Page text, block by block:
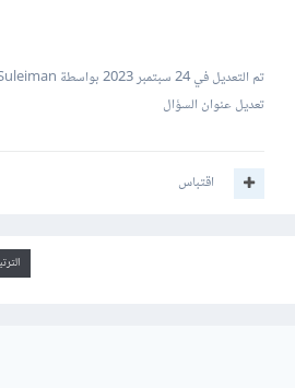
تم التعديل في24 سبتمبر 2023
بواسطة Mustafa Suleiman
تعديل عنوان السؤال
اقتباس